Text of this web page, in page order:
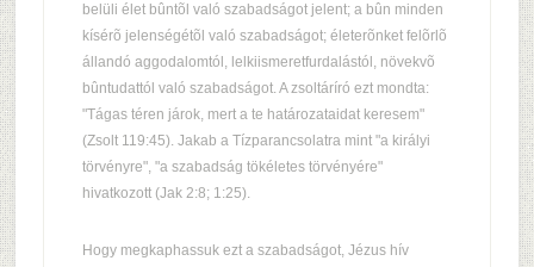
belüli élet bûntõl való szabadságot jelent; a bûn minden
kísérõ jelenségétõl való szabadságot; életerõnket felõrlõ
állandó aggodalomtól, lelkiismeretfurdalástól, növekvõ
bûntudattól való szabadságot. A zsoltáríró ezt mondta:
"Tágas téren járok, mert a te határozataidat keresem"
(Zsolt 119:45). Jakab a Tízparancsolatra mint "a királyi
törvényre", "a szabadság tökéletes törvényére"
hivatkozott (Jak 2:8; 1:25).
Hogy megkaphassuk ezt a szabadságot, Jézus hív